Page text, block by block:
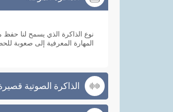
المهارة المعرفية إلى صعوبة
الذاكرة الصوتية